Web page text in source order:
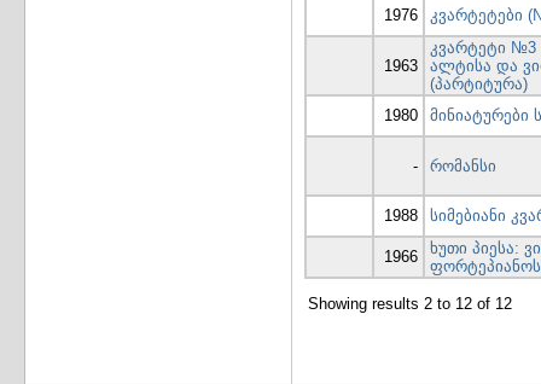
1976
კვარტეტები
1963
კვარტეტი №3
ალტისა და
(პარტიტურა)
1980
მინიატურები
- რომანსი
1988 სიმებიანი
1966
ხუთი პიესა:
Showing results 2 to 12 of 12